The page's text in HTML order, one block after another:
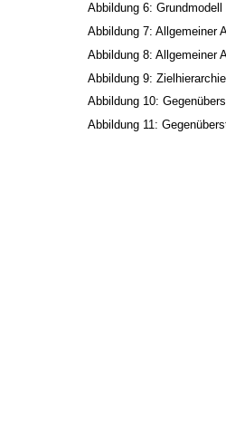
Abbildung 6:
Abbildung 7: Allgemeiner
Abbildung 8: Allgemeiner
Abbildung 9:
Abbildung 10:
Abbildung 11: